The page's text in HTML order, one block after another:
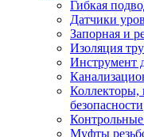
Гибкая
Датчики
Запорная и
Изоляция
Инструмент
Коллекторы,
безопасности
Муфты